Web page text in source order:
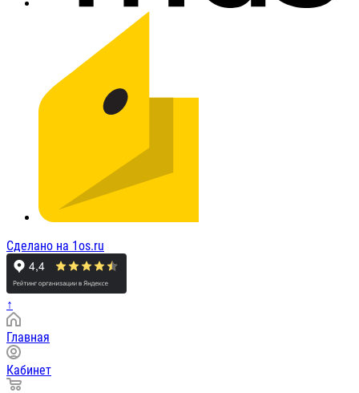
Сделано на 1os.ru
↑
Главная
Кабинет